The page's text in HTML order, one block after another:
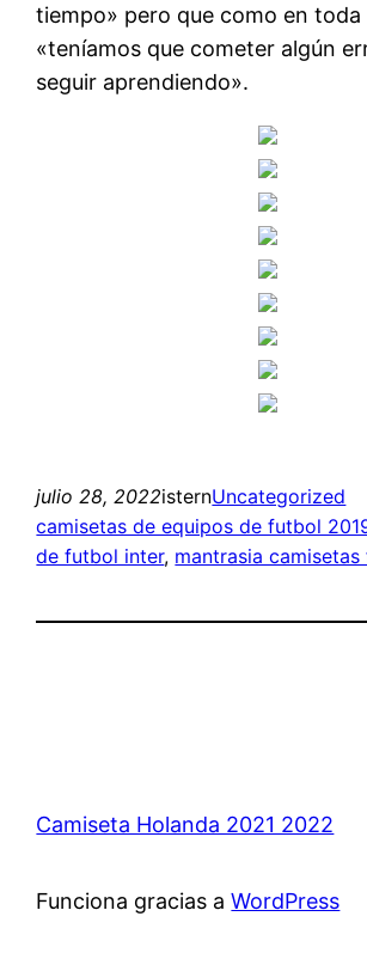
tiempo» pero que como en toda
«teníamos que cometer algún
seguir aprendiendo».
julio 28, 2022isternUncategorized
camisetas de equipos de futbol
de futbol inter, mantrasia
Camiseta Holanda 2021 2022
Funciona gracias aWordPress